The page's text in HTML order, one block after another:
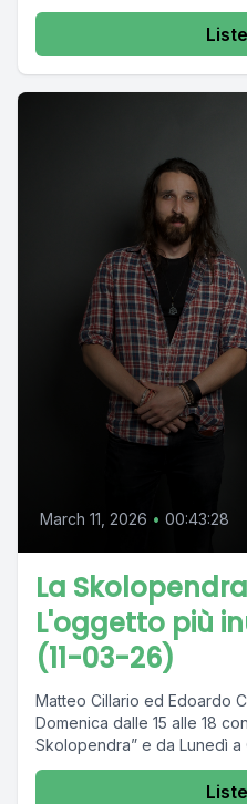
March 11, 2026 • 00:43:28
La
L'oggetto più
(11-03-26)
Matteo Cillario ed Edoardo
Domenica dalle 15 alle 18
Skolopendra” e da Lunedì a